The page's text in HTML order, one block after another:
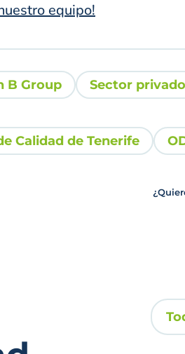
equipo!
B Group Sector privado
Calidad de Tenerife